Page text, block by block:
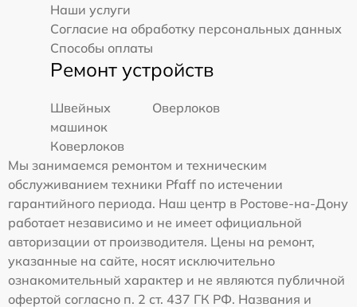
Наши услуги
Согласие на обработку персональных данных
Способы оплаты
Ремонт устройств
Швейных
машинок
Оверлоков
Коверлоков
Мы занимаемся ремонтом и техническим
обслуживанием техники Pfaff по истечении
гарантийного периода. Наш центр в Ростове-на-Дону
работает независимо и не имеет официальной
авторизации от производителя. Цены на ремонт,
указанные на сайте, носят исключительно
ознакомительный характер и не являются публичной
офертой согласно п. 2 ст. 437 ГК РФ. Названия и